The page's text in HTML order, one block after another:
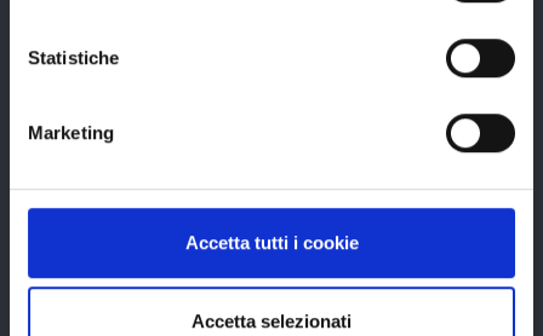
Statistiche
Marketing
Accetta tutti i cookie
Accetta selezionati
Bandi di gara
Concorsi e selezioni